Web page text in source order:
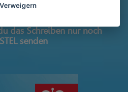
das Schreiben nur noch
senden
Verweigern